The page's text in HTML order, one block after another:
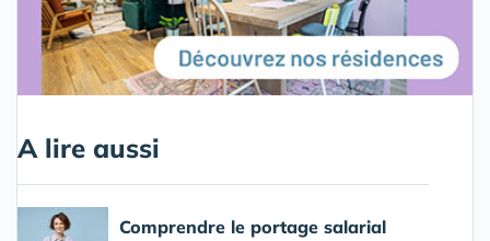
A lire aussi
Comprendre le portage salarial